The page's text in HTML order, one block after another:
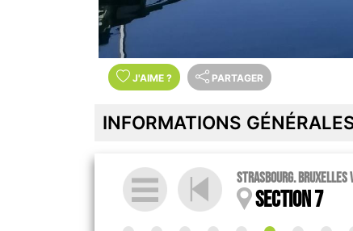
J'AIME ? PARTAGER
INFORMATIONS
Strasbourg. Bruxelles
Section 7